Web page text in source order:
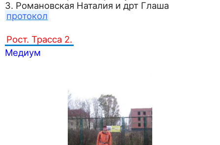
3. Романовская Наталия и дрт Глаша
протокол
Рост. Трасса 2.
Медиум